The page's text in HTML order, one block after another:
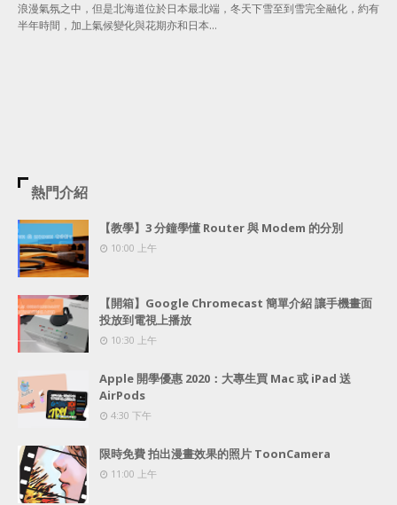
浪漫氣氛之中，但是北海道位於日本最北端，冬天下雪至到雪完全融化，約有
半年時間，加上氣候變化與花期亦和日本…
熱門介紹
【教學】3 分鐘學懂 Router 與 Modem 的分別
10:00 上午
【開箱】Google Chromecast 簡單介紹 讓手機畫面
投放到電視上播放
10:30 上午
Apple 開學優惠 2020：大專生買 Mac 或 iPad 送
AirPods
4:30 下午
限時免費 拍出漫畫效果的照片 ToonCamera
11:00 上午